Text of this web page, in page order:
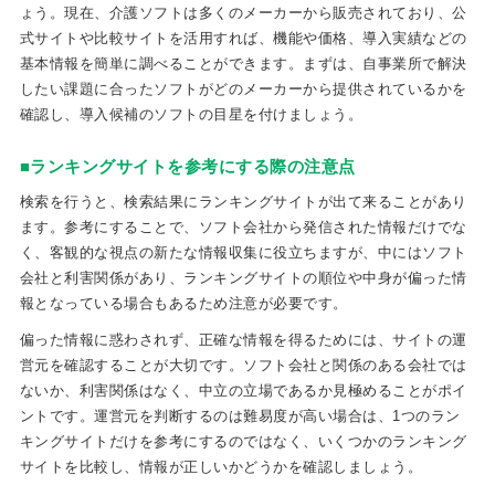
ょう。現在、介護ソフトは多くのメーカーから販売されており、公
式サイトや比較サイトを活用すれば、機能や価格、導入実績などの
基本情報を簡単に調べることができます。まずは、自事業所で解決
したい課題に合ったソフトがどのメーカーから提供されているかを
確認し、導入候補のソフトの目星を付けましょう。
■ランキングサイトを参考にする際の注意点
検索を行うと、検索結果にランキングサイトが出て来ることがあり
ます。参考にすることで、ソフト会社から発信された情報だけでな
く、客観的な視点の新たな情報収集に役立ちますが、中にはソフト
会社と利害関係があり、ランキングサイトの順位や中身が偏った情
報となっている場合もあるため注意が必要です。
偏った情報に惑わされず、正確な情報を得るためには、サイトの運
営元を確認することが大切です。ソフト会社と関係のある会社では
ないか、利害関係はなく、中立の立場であるか見極めることがポイ
ントです。運営元を判断するのは難易度が高い場合は、1つのラン
キングサイトだけを参考にするのではなく、いくつかのランキング
サイトを比較し、情報が正しいかどうかを確認しましょう。